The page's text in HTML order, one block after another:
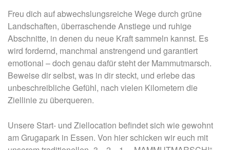
Freu dich auf abwechslungsreiche Wege durch grüne
Landschaften, überraschende Anstiege und ruhige
Abschnitte, in denen du neue Kraft sammeln kannst. Es
wird fordernd, manchmal anstrengend und garantiert
emotional – doch genau dafür steht der Mammutmarsch.
Beweise dir selbst, was in dir steckt, und erlebe das
unbeschreibliche Gefühl, nach vielen Kilometern die
Ziellinie zu überqueren.
Unsere Start- und Ziellocation befindet sich wie gewohnt
am Grugapark in Essen. Von hier schicken wir euch mit